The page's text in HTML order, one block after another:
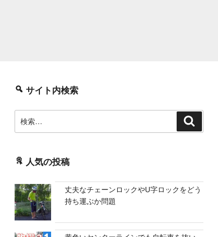
サイト内検索
索:
人気の投稿
丈夫なチェーンロックやU字ロックをどう
持ち運ぶか問題